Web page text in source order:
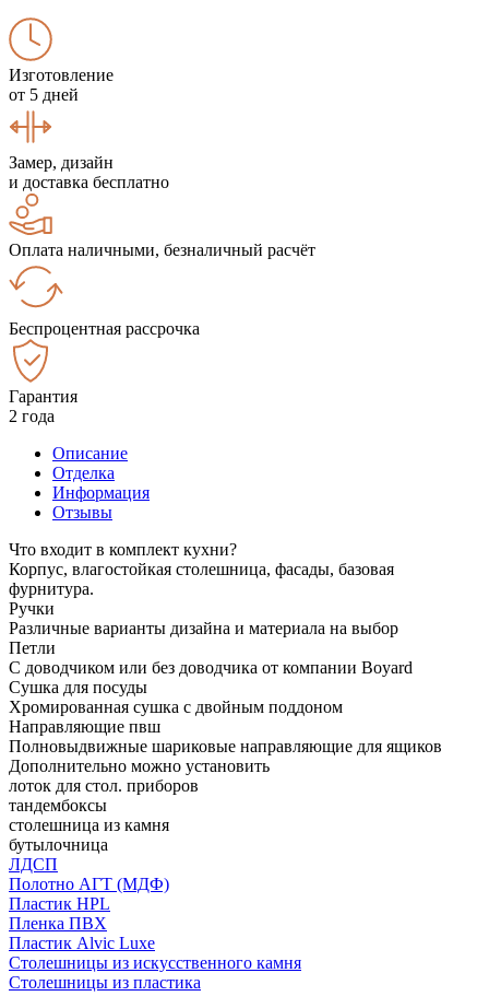
Изготовление
от 5 дней
Замер, дизайн
и доставка бесплатно
Оплата наличными, безналичный расчёт
Беспроцентная рассрочка
Гарантия
2 года
Описание
Отделка
Информация
Отзывы
Что входит в комплект кухни?
Корпус, влагостойкая столешница, фасады, базовая
фурнитура.
Ручки
Различные варианты дизайна и материала на выбор
Петли
С доводчиком или без доводчика от компании Boyard
Сушка для посуды
Хромированная сушка с двойным поддоном
Направляющие пвш
Полновыдвижные шариковые направляющие для ящиков
Дополнительно можно установить
лоток для стол. приборов
тандембоксы
столешница из камня
бутылочница
ЛДСП
Полотно АГТ (МДФ)
Пластик HPL
Пленка ПВХ
Пластик Alvic Luxe
Столешницы из искусственного камня
Столешницы из пластика